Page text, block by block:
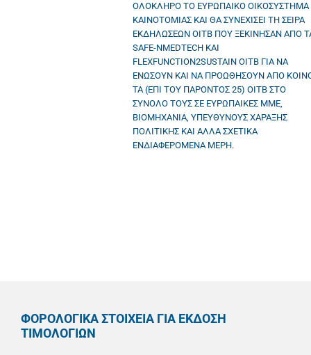
ΟΛΟΚΛΗΡΟ ΤΟ ΕΥΡΩΠΑΙΚΟ ΟΙΚΟΣΥΣΤΗΜΑ
ΚΑΙΝΟΤΟΜΙΑΣ ΚΑΙ ΘΑ ΣΥΝΕΧΙΣΕΙ ΤΗ ΣΕΙΡΑ
ΕΚΔΗΛΩΣΕΩΝ OITB ΠΟΥ ΞΕΚΙΝΗΣΑΝ ΑΠΟ
SAFE-NMEDTECH ΚΑΙ
FLEXFUNCTION2SUSTAIN OITB ΓΙΑ ΝΑ
ΕΝΩΣΟΥΝ ΚΑΙ ΝΑ ΠΡΟΩΘΗΣΟΥΝ ΑΠΟ
ΤΑ (ΕΠΙ ΤΟΥ ΠΑΡΟΝΤΟΣ 25) OITB ΣΤΟ
ΣΥΝΟΛΟ ΤΟΥΣ ΣΕ ΕΥΡΩΠΑΙΚΕΣ ΜΜΕ,
ΒΙΟΜΗΧΑΝΙΑ, ΥΠΕΥΘΥΝΟΥΣ ΧΑΡΑΞΗΣ
ΠΟΛΙΤΙΚΗΣ ΚΑΙ ΑΛΛΑ ΣΧΕΤΙΚΑ
ΕΝΔΙΑΦΕΡΟΜΕΝΑ ΜΕΡΗ.
ΦΟΡΟΛΟΓΙΚΑ ΣΤΟΙΧΕΙΑ ΓΙΑ ΕΚΔΟΣΗ
ΤΙΜΟΛΟΓΙΩΝ